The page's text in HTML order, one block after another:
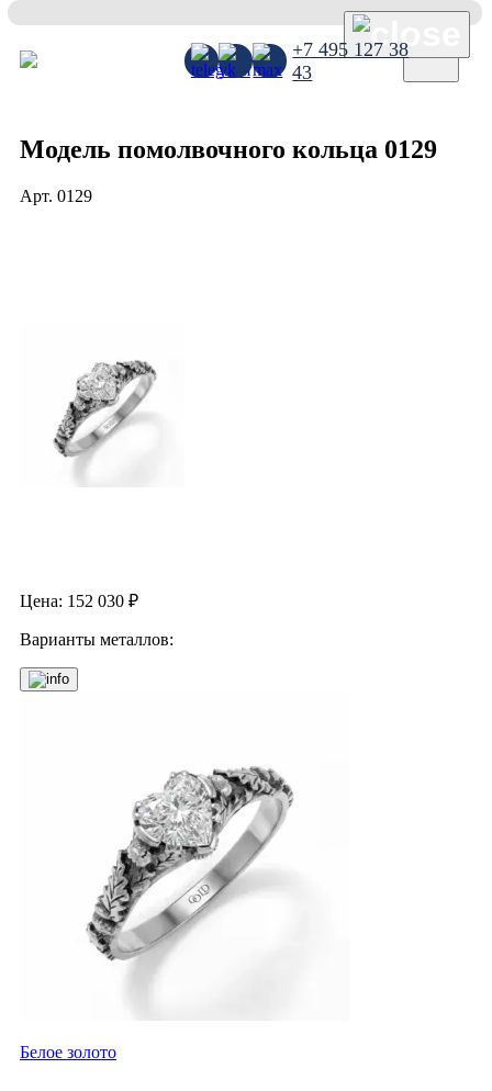
+7 495 127 38
43
Модель помолвочного кольца 0129
Арт. 0129
Цена: 152 030 ₽
Варианты металлов:
Белое золото
×